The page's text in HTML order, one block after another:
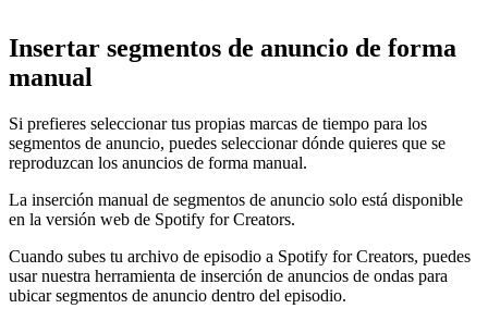
Insertar segmentos de anuncio de forma
manual
Si prefieres seleccionar tus propias marcas de tiempo para los
segmentos de anuncio, puedes seleccionar dónde quieres que se
reproduzcan los anuncios de forma manual.
La inserción manual de segmentos de anuncio solo está disponible
en la versión web de Spotify for Creators.
Cuando subes tu archivo de episodio a Spotify for Creators, puedes
usar nuestra herramienta de inserción de anuncios de ondas para
ubicar segmentos de anuncio dentro del episodio.